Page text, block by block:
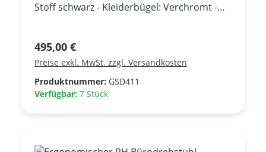
Stoff schwarz - Kleiderbügel: Verchromt -
aufrechter Position arretierbar -
Sitzhöhenverstellung - Sitztiefenverstellung
- höhenverstellbare Armlehnen -
Armauflagen: Kunststoff schwarz
Regulärer Preis:
495,00 €
Preise exkl. MwSt. zzgl. Versandkosten
Produktnummer: GSD411
Verfügbar: 7 Stück